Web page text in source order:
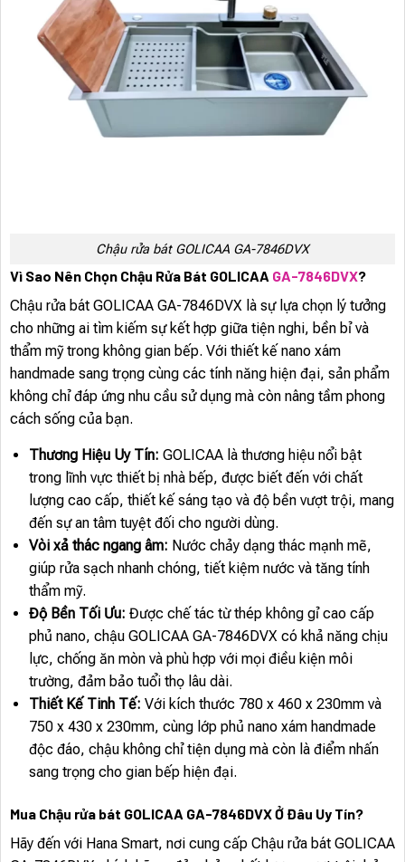
Chậu rửa bát GOLICAA GA-7846DVX
Vì Sao Nên Chọn Chậu Rửa Bát GOLICAA GA-7846DVX?
Chậu rửa bát GOLICAA GA-7846DVX là sự lựa chọn lý tưởng
cho những ai tìm kiếm sự kết hợp giữa tiện nghi, bền bỉ và
thẩm mỹ trong không gian bếp. Với thiết kế nano xám
handmade sang trọng cùng các tính năng hiện đại, sản phẩm
không chỉ đáp ứng nhu cầu sử dụng mà còn nâng tầm phong
cách sống của bạn.
Thương Hiệu Uy Tín: GOLICAA là thương hiệu nổi bật
trong lĩnh vực thiết bị nhà bếp, được biết đến với chất
lượng cao cấp, thiết kế sáng tạo và độ bền vượt trội, mang
đến sự an tâm tuyệt đối cho người dùng.
Vòi xả thác ngang âm: Nước chảy dạng thác mạnh mẽ,
giúp rửa sạch nhanh chóng, tiết kiệm nước và tăng tính
thẩm mỹ.
Độ Bền Tối Ưu: Được chế tác từ thép không gỉ cao cấp
phủ nano, chậu GOLICAA GA-7846DVX có khả năng chịu
lực, chống ăn mòn và phù hợp với mọi điều kiện môi
trường, đảm bảo tuổi thọ lâu dài.
Thiết Kế Tinh Tế: Với kích thước 780 x 460 x 230mm và
750 x 430 x 230mm, cùng lớp phủ nano xám handmade
độc đáo, chậu không chỉ tiện dụng mà còn là điểm nhấn
sang trọng cho gian bếp hiện đại.
Mua Chậu rửa bát GOLICAA GA-7846DVX Ở Đâu Uy Tín?
Hãy đến với Hana Smart, nơi cung cấp Chậu rửa bát GOLICAA